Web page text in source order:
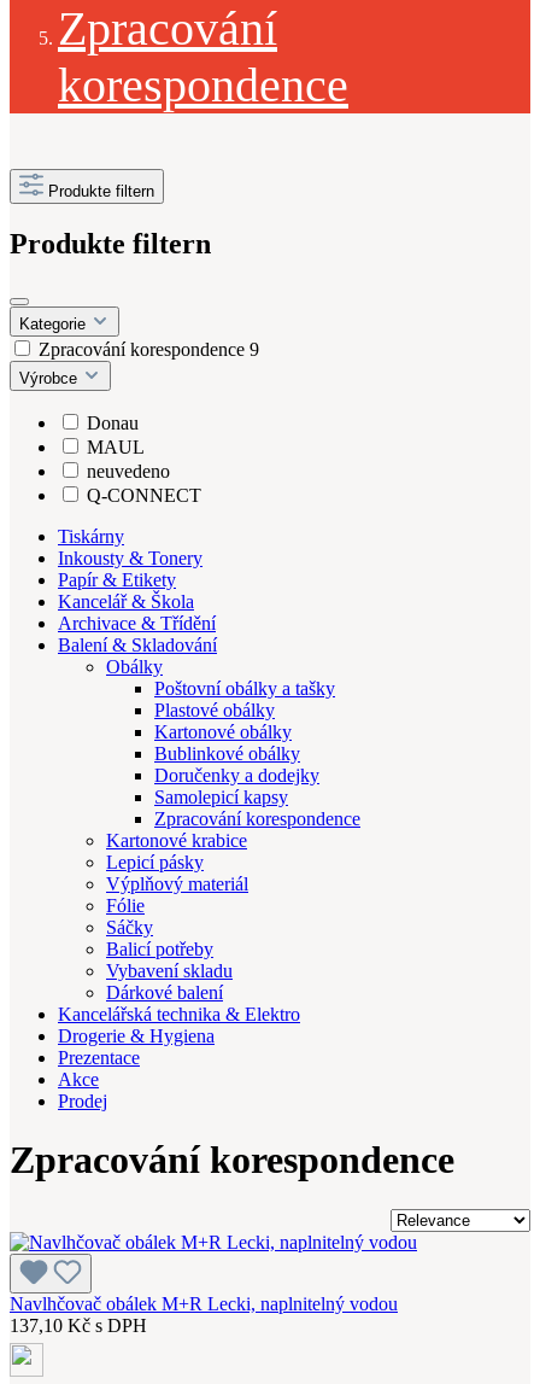
Zpracování
korespondence
Produkte filtern
Produkte filtern
Kategorie
Zpracování korespondence 9
Výrobce
Donau
MAUL
neuvedeno
Q-CONNECT
Tiskárny
Inkousty & Tonery
Papír & Etikety
Kancelář & Škola
Archivace & Třídění
Balení & Skladování
Obálky
Poštovní obálky a tašky
Plastové obálky
Kartonové obálky
Bublinkové obálky
Doručenky a dodejky
Samolepicí kapsy
Zpracování korespondence
Kartonové krabice
Lepicí pásky
Výplňový materiál
Fólie
Sáčky
Balicí potřeby
Vybavení skladu
Dárkové balení
Kancelářská technika & Elektro
Drogerie & Hygiena
Prezentace
Akce
Prodej
Zpracování korespondence
Navlhčovač obálek M+R Lecki, naplnitelný vodou
137,10 Kč s DPH